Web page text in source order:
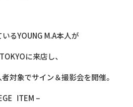
るYOUNG M.A本人が
に来店し、
対象でサイン＆撮影会を開催。
ITEM –